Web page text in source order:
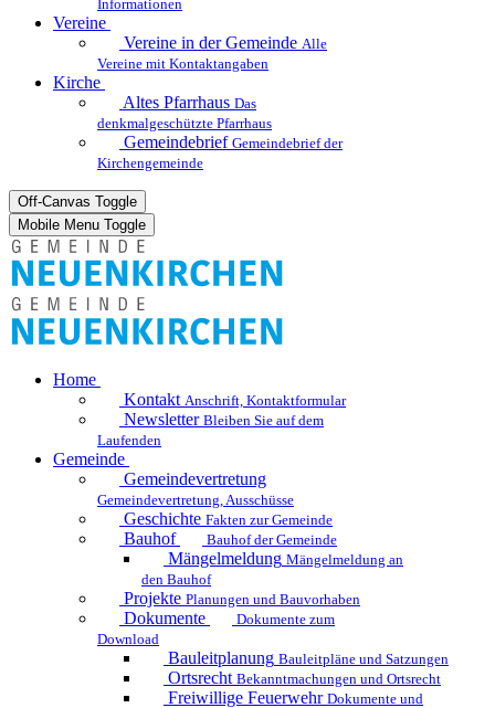
Informationen
Vereine
Vereine in der Gemeinde Alle
Vereine mit Kontaktangaben
Kirche
Altes Pfarrhaus Das
denkmalgeschützte Pfarrhaus
Gemeindebrief Gemeindebrief der
Kirchengemeinde
Off-Canvas Toggle
Mobile Menu Toggle
Home
Kontakt Anschrift, Kontaktformular
Newsletter Bleiben Sie auf dem
Laufenden
Gemeinde
Gemeindevertretung
Gemeindevertretung, Ausschüsse
Geschichte Fakten zur Gemeinde
Bauhof Bauhof der Gemeinde
Mängelmeldung Mängelmeldung an
den Bauhof
Projekte Planungen und Bauvorhaben
Dokumente
Dokumente zum
Download
Bauleitplanung Bauleitpläne und Satzungen
Ortsrecht Bekanntmachungen und Ortsrecht
Freiwillige Feuerwehr Dokumente und